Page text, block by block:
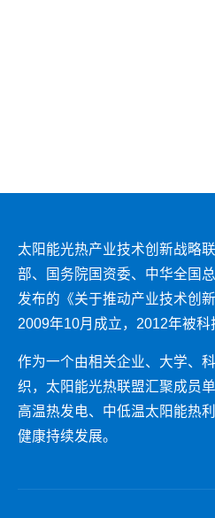
太阳能光热产业技术创新战略
部、国务院国资委、中华全国
发布的《关于推动产业技术创
2009年10月成立，2012年被科
作为一个由相关企业、大学、
织，太阳能光热联盟汇聚成员
高温热发电、中低温太阳能热
健康持续发展。